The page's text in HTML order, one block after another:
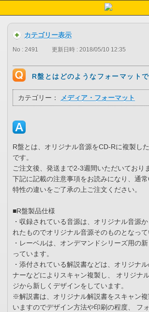
カテゴリー表示
No : 2491 更新日時 : 2018/05/10 12:35
R盤とはどのようなフォーマットで
カテゴリー： メディア・フォーマット
R盤とは、オリジナル音源をCD-Rに複製し
です。
ご注文後、発送まで2-3週間いただいており
下記に記載の注意事項をお読みになり、通
特性の違いをご了承の上ご注文ください。
■R盤製品仕様
・収録されている音源は、オリジナル音源
れたものでオリジナル音源そのものとなって
・レーベルは、オンデマンドシリーズ用の
っています。
・添付されている解説書などは、オリジナ
ナーなどによりスキャン複製し、 オリジナ
ジから新しくデザインをしています。
※解説書は、オリジナル解説書をスキャン
いますのでデザイン方法や印刷の程度、 フ